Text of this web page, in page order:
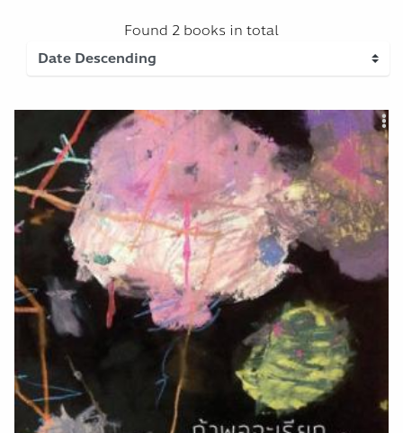
Found 2 books in total